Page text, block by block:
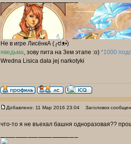
Не в игре ЛисёнкА (╭ರᴥ•́)
яведьма, зову пита на 3ем этапе :о) *1000
Wredna Lisica dała jej narkotyki
Добавлено: 11 Мар 2016 23:04 Заголовок
что-то я не въехал башня одноразовая??